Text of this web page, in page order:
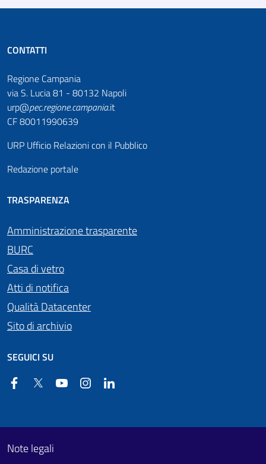
CONTATTI
Regione Campania
via S. Lucia 81 - 80132 Napoli
urp@pec.regione.campania.it
CF 80011990639
URP Ufficio Relazioni con il Pubblico
Redazione portale
TRASPARENZA
Amministrazione trasparente
BURC
Casa di vetro
Atti di notifica
Qualità Datacenter
Sito di archivio
SEGUICI SU
FacebookTwitter YouTube Instagram
Footer First
Useful links section
Note legali